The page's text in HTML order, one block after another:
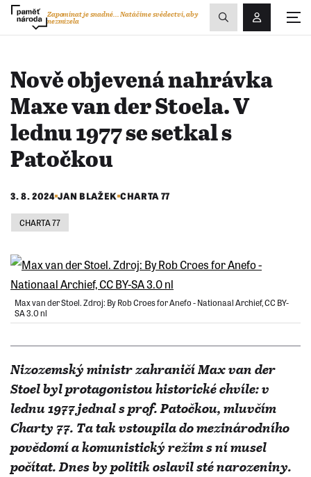
Přihlášení/
Zapomínat je snadné...Natáčíme svědectví, aby
nezmizela
Zobrazit
vyhledávání
Nově objevená nahrávka
Maxe van der Stoela. V
lednu 1977 se setkal s
Patočkou
3. 8. 2024 JAN BLAŽEK CHARTA 77
CHARTA 77
Max van der Stoel. Zdroj: By Rob Croes for Anefo - Nationaal Archief, CC BY-
SA 3.0 nl
Nizozemský ministr zahraničí Max van der
Stoel byl protagonistou historické chvíle: v
lednu 1977 jednal s prof. Patočkou, mluvčím
Charty 77. Ta tak vstoupila do mezinárodního
povědomí a komunistický režim s ní musel
počítat. Dnes by politik oslavil sté narozeniny.